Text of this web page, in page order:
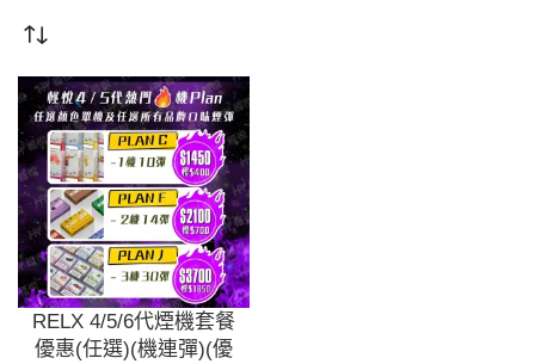
RELX 4/5/6代煙機套餐
優惠(任選)(機連彈)(優